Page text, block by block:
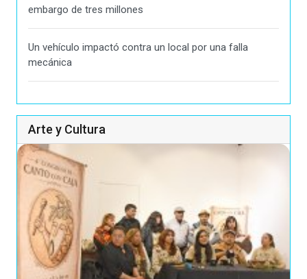
embargo de tres millones
Un vehículo impactó contra un local por una falla
mecánica
Arte y Cultura